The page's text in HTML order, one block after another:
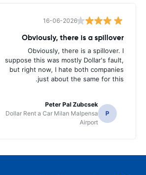
16-06-2026
Obviously, there is a spillover
Obviously, there is a spillover. I
suppose this was mostly Dollar's fault,
but right now, I hate both companies
just about the same for this.
P
Peter Pal Zubcsek
Dollar Rent a Car Milan Malpensa
Airport